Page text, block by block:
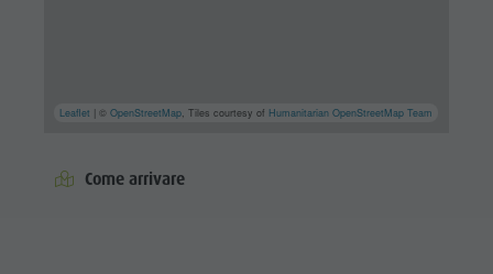
Leaflet | ©OpenStreetMap, Tiles courtesy of Humanitarian OpenStreetMap Team
Come arrivare